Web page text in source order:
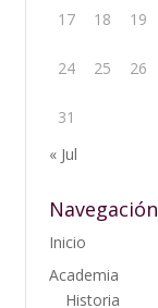
17 18 19
24 25 26
31
« Jul
Navegación
Inicio
Academia
Historia